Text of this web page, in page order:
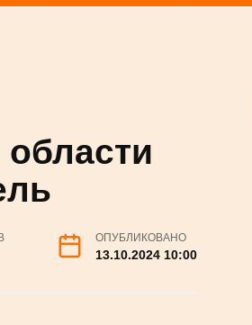
области
ОПУБЛИКОВАНО
13.10.2024 10:00